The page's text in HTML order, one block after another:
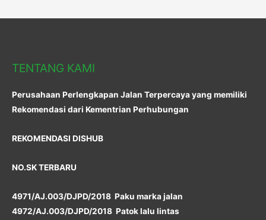
TENTANG KAMI
Perusahaan Perlengkapan Jalan Terpercaya yang memiliki
Rekomendasi dari Kementrian Perhubungan
REKOMENDASI DISHUB
NO.SK TERBARU
4971/AJ.003/DJPD/2018 Paku marka jalan
4972/AJ.003/DJPD/2018 Patok lalu lintas